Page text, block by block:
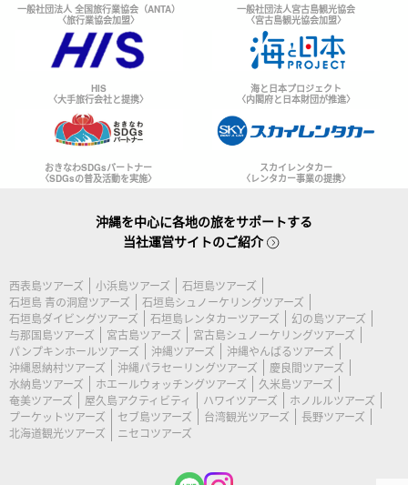
一般社団法人 全国旅行業協会（ANTA）
〈旅行業協会加盟〉
一般社団法人宮古島観光協会
〈宮古島観光協会加盟〉
HIS
〈大手旅行会社と提携〉
海と日本プロジェクト
〈内閣府と日本財団が推進〉
おきなわSDGsパートナー
〈SDGsの普及活動を実施〉
スカイレンタカー
〈レンタカー事業の提携〉
沖縄を中心に各地の旅をサポートする
当社運営サイトのご紹介
西表島ツアーズ 小浜島ツアーズ
石垣島ツアーズ
石垣島 青の洞窟ツアーズ
石垣島シュノーケリングツアーズ
石垣島ダイビングツアーズ
石垣島レンタカーツアーズ
幻の島ツアーズ
与那国島ツアーズ
宮古島ツアーズ
宮古島シュノーケリングツアーズ
パンプキンホールツアーズ
沖縄ツアーズ
沖縄やんばるツアーズ
沖縄恩納村ツアーズ
沖縄パラセーリングツアーズ
慶良間ツアーズ
水納島ツアーズ
ホエールウォッチングツアーズ
久米島ツアーズ
奄美ツアーズ
屋久島アクティビティ ハワイツアーズ
ホノルルツアーズ
プーケットツアーズ
セブ島ツアーズ 台湾観光ツアーズ
長野ツアーズ
北海道観光ツアーズ
ニセコツアーズ